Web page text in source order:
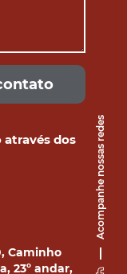
através dos
Caminho
23º andar,
Acompanhe nossas redes